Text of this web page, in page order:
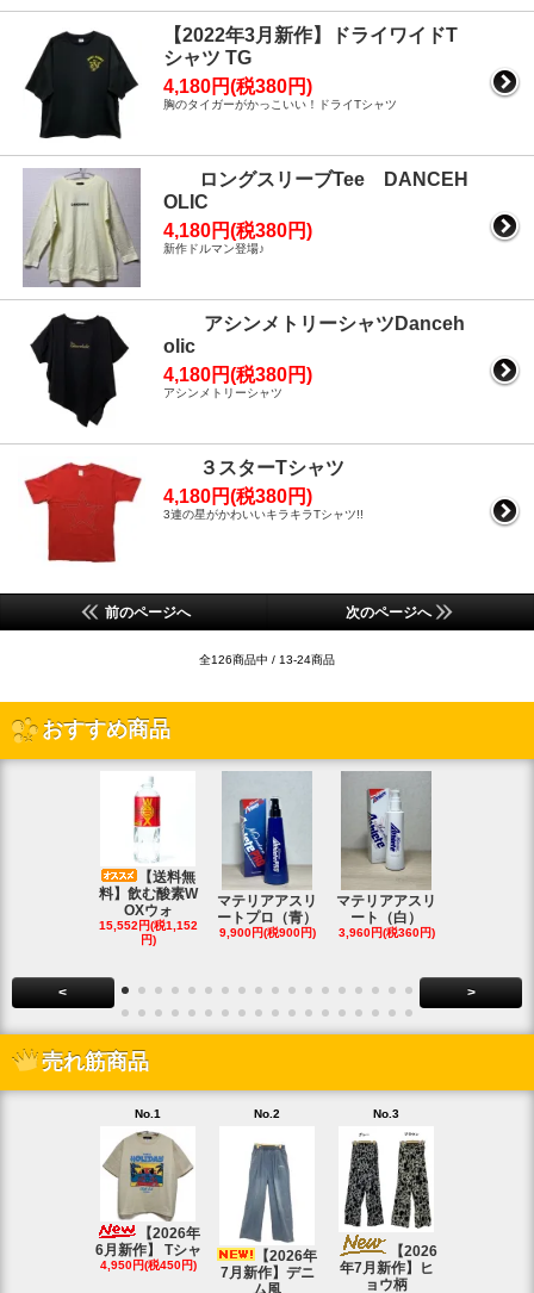
【2022年3月新作】ドライワイドT
シャツ TG
4,180円(税380円)
胸のタイガーがかっこいい！ドライTシャツ
ロングスリーブTee DANCEH
OLIC
4,180円(税380円)
新作ドルマン登場♪
アシンメトリーシャツDanceh
olic
4,180円(税380円)
アシンメトリーシャツ
３スターTシャツ
4,180円(税380円)
3連の星がかわいいキラキラTシャツ!!
前のページへ 次のページへ
全126商品中 / 13-24商品
おすすめ商品
【送料無
料】飲む酸素W
OXウォ
15,552円(税1,152
円)
マテリアアスリ
ートプロ（青）
9,900円(税900円)
マテリアアスリ
ート（白）
3,960円(税360円)
< >
売れ筋商品
No.1
【2026年
6月新作】 Tシャ
4,950円(税450円)
No.2
【2026年
7月新作】デニ
ム風
No.3
【2026
年7月新作】ヒ
ョウ柄